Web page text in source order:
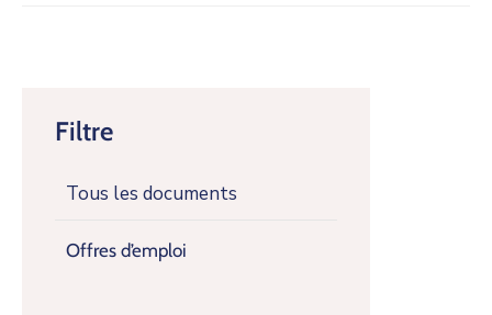
Filtre
Tous les documents
Offres d’emploi